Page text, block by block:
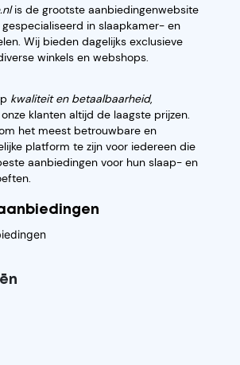
is de grootste aanbiedingenwebsite
gespecialiseerd in slaapkamer- en
Wij bieden dagelijks exclusieve
winkels en webshops.
kwaliteit en betaalbaarheid,
klanten altijd de laagste prijzen.
het meest betrouwbare en
platform te zijn voor iedereen die
aanbiedingen voor hun slaap- en